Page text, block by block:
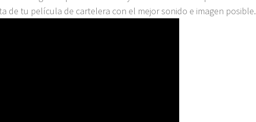
de tu película de cartelera con el mejor sonido e imagen posible.